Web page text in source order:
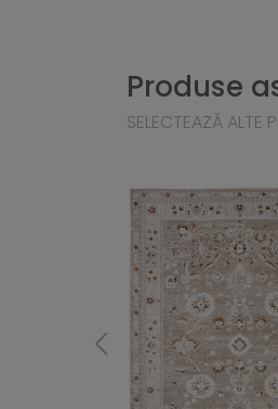
Produse
SELECTEAZĂ ALTE